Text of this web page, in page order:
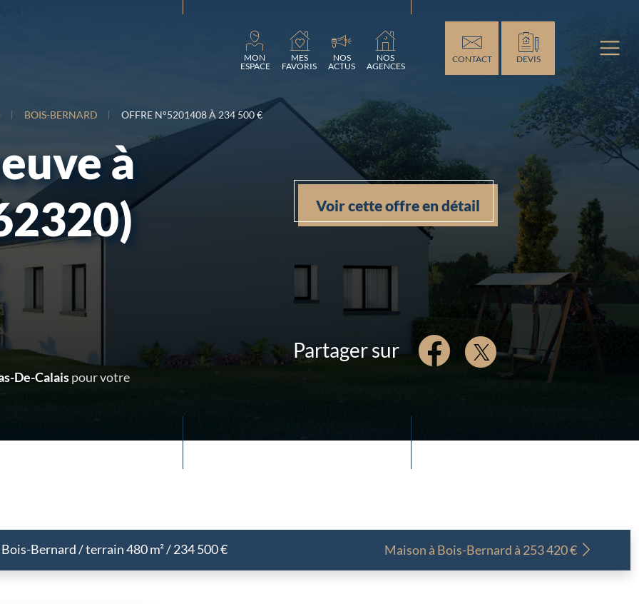
MON
ESPACE
Chargement...
MES
FAVORIS
NOS
ACTUS
NOS
AGENCES
CONTACT DEVIS
BOIS-BERNARD OFFRE N°5201408 À 234 500 €
à
De-Calaispour votre
Voir cette offre en détail
Partager sur
Bernard / terrain 480 m² / 234 500 € Maison à Bois-Bernard à 253 420 €